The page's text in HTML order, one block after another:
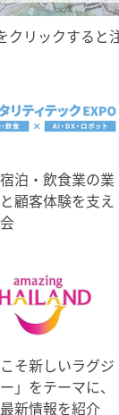
クリックすると
泊・飲食業の業
顧客体験を支え
こそ新しいラグジ
」をテーマに、
新情報を紹介